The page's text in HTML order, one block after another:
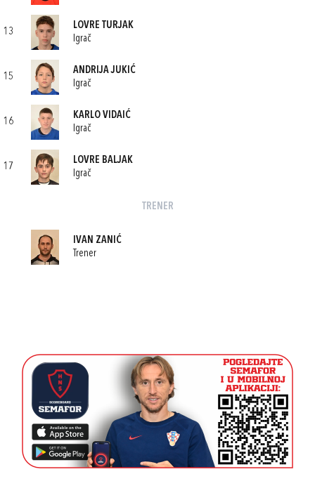
13
LOVRE TURJAK
Igrač
15
ANDRIJA JUKIĆ
Igrač
16
KARLO VIDAIĆ
Igrač
17
LOVRE BALJAK
Igrač
TRENER
IVAN ZANIĆ
Trener